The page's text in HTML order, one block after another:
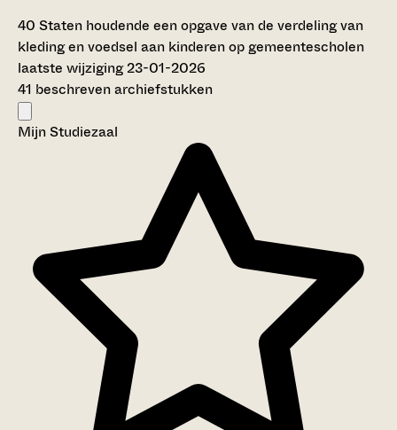
40 Staten houdende een opgave van de verdeling van
kleding en voedsel aan kinderen op gemeentescholen
laatste wijziging 23-01-2026
41 beschreven archiefstukken
Mijn Studiezaal